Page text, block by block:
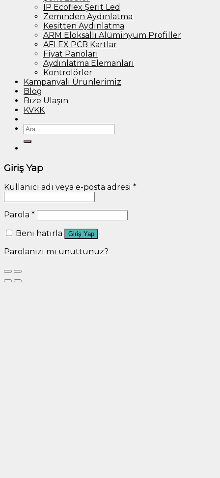
IP Ecoflex Şerit Led
Zeminden Aydınlatma
Kesitten Aydınlatma
ARM Eloksallı Alüminyum Profiller
AFLEX PCB Kartlar
Fiyat Panoları
Aydınlatma Elemanları
Kontrolörler
Kampanyalı Ürünlerimiz
Blog
Bize Ulaşın
KVKK
Ara:
Giriş Yap
Kullanıcı adı veya e-posta adresi *
Parola *
Beni hatırla
Giriş Yap
Parolanızı mı unuttunuz?